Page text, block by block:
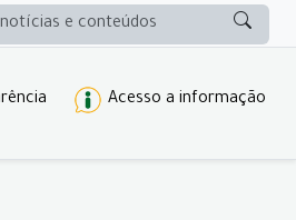
Acesso a informação